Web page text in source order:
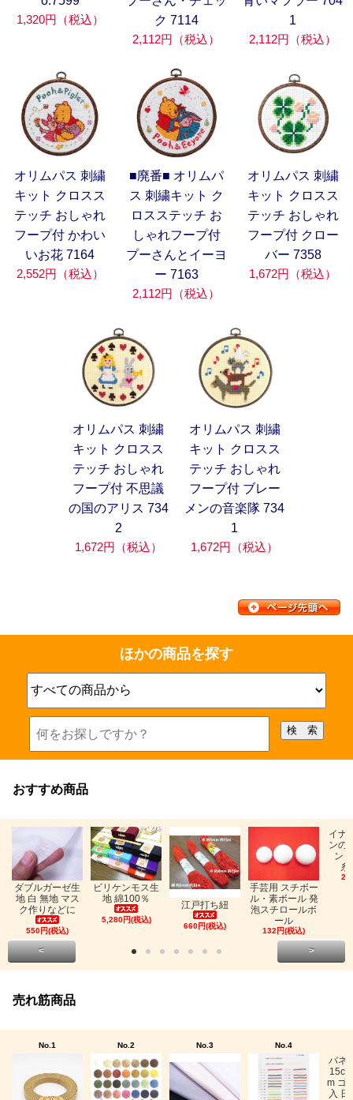
1,320円（税込）
ク 7114
2,112円（税込）
1
2,112円（税込）
オリムパス 刺繍
キット クロスス
テッチ おしゃれ
フープ付 かわい
いお花 7164
2,552円（税込）
■廃番■ オリムパ
ス 刺繍キット ク
ロスステッチ お
しゃれフープ付
プーさんとイーヨ
ー 7163
2,112円（税込）
オリムパス 刺繍
キット クロスス
テッチ おしゃれ
フープ付 クロー
バー 7358
1,672円（税込）
オリムパス 刺繍
キット クロスス
テッチ おしゃれ
フープ付 不思議
の国のアリス 734
2
1,672円（税込）
オリムパス 刺繍
キット クロスス
テッチ おしゃれ
フープ付 ブレー
メンの音楽隊 734
1
1,672円（税込）
ほかの商品を探す
おすすめ商品
ダブルガーゼ生
地 白 無地 マス
ク作りなどに
550円(税込)
ビリケンモス生
地 綿100％
5,280円(税込)
江戸打ち紐
660円(税込)
手芸用 スチボー
ル・素ボール 発
泡スチロールボ
ール
132円(税込)
イナ
ンの
ン
糸
< >
売れ筋商品
No.1 No.2 No.3 No.4
バネ
m ゴ
入